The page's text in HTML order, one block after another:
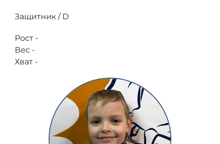
Защитник / D
Рост -
Вес -
Хват -